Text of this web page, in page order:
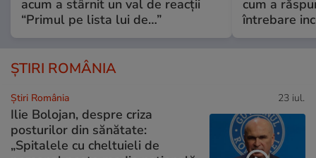
acum a stârnit un val de reacții
“Primul pe lista lui de…”
cum a
întrebare
ȘTIRI ROMÂNIA
Știri România 23 iul.
Ilie Bolojan, despre criza
posturilor din sănătate:
„Spitalele cu cheltuieli de